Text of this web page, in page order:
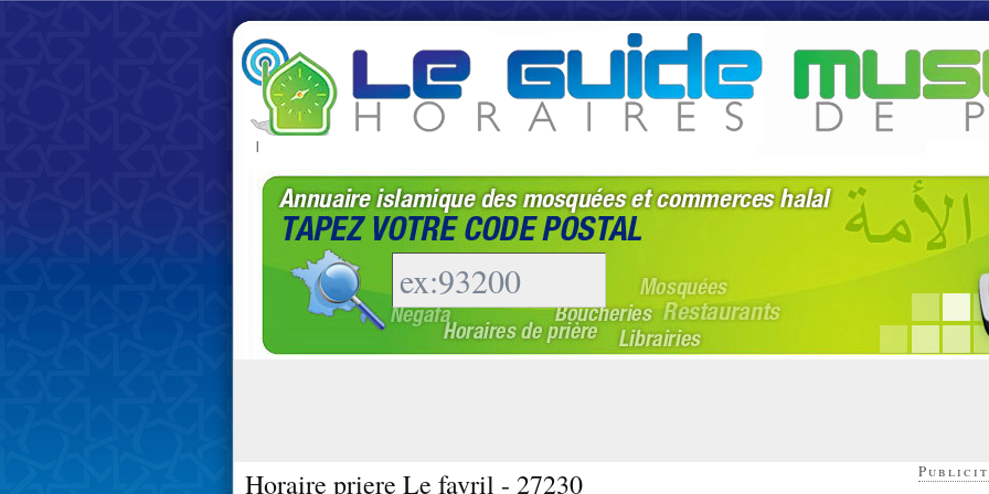
|
Horaire priere Le favril - 27230